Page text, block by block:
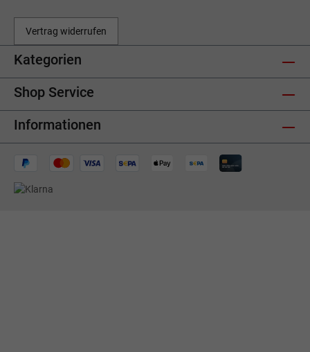
Vertrag widerrufen
Kategorien
Shop Service
Informationen